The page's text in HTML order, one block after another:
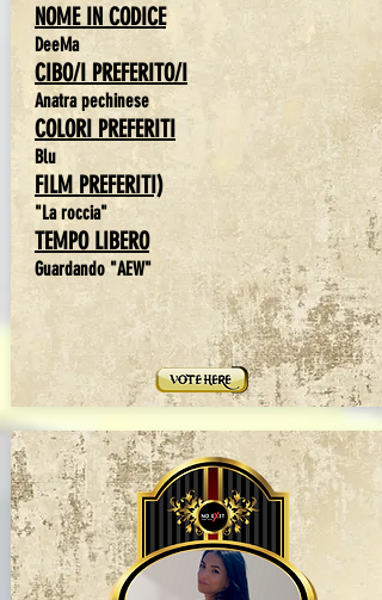
NOME IN CODICE
DeeMa
CIBO/I PREFERITO/I
Anatra pechinese
COLORI PREFERITI
Blu
FILM PREFERITI)
"La roccia"
TEMPO LIBERO
Guardando "AEW"